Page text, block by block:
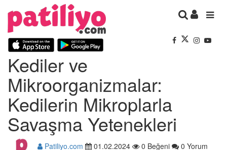
Kediler ve
Mikroorganizmalar:
Kedilerin Mikroplarla
Savaşma Yetenekleri
Patiliyo.com 01.02.2024 0 Beğeni 0 Yorum